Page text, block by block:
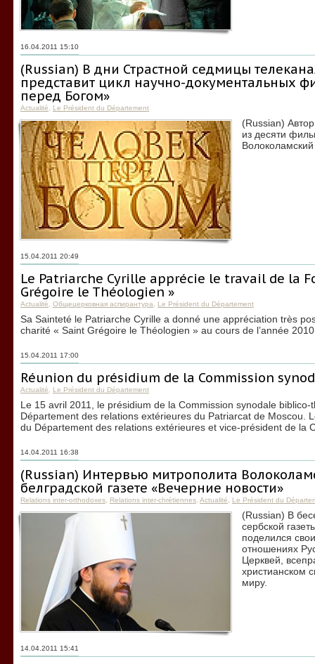
16.04.2011 15:10
(Russian) В дни Страстной седмицы
представит цикл научно-документальных
перед Богом»
Actualité Le Président du Département
(Russian)
из десяти
15.04.2011 20:49
Le Patriarche Cyrille apprécie le travail de la
Grégoire le Théologien »
Actualité Общецерковная аспирантура Le Président du Département
Sa Sainteté le Patriarche Cyrille a donné une appréciation très
charité « Saint Grégoire le Théologien » au cours de l’année
15.04.2011 17:00
Réunion du présidium de la Commission
Actualité Le Président du Département
Le 15 avril 2011, le présidium de la Commission synodale biblico-
Département des relations extérieures du Patriarcat de Moscou.
du Département des relations extérieures et vice-président de la
14.04.2011 16:38
(Russian) Интервью митрополита
белградской газете «Вечерние новости»
Relations inter-orthodoxes Relations inter-chrétiennes Actualité Le Président du
(Russian) В
сербской
поделился
отношениях
Церквей,
христианском
миру.
14.04.2011 15:41